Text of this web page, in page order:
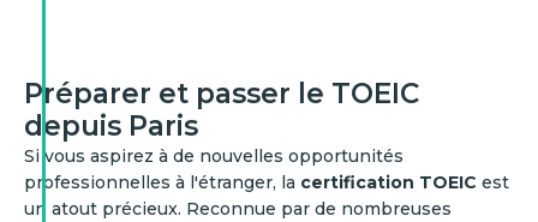
Préparer et passer le TOEIC
depuis Paris
Si vous aspirez à de nouvelles opportunités
professionnelles à l'étranger, la certification TOEIC est
un atout précieux. Reconnue par de nombreuses